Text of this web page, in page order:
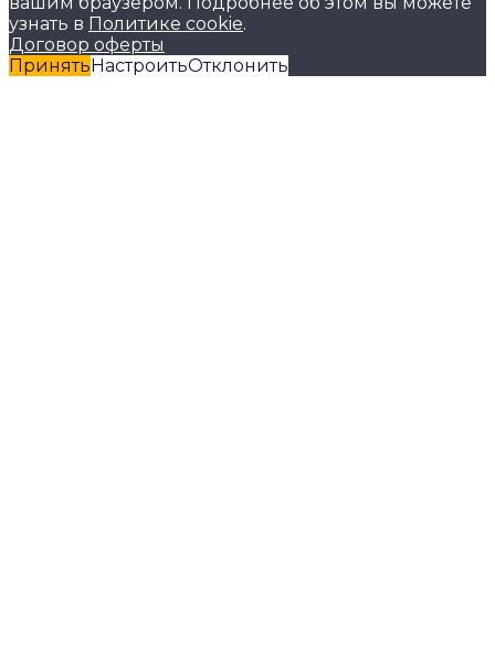
узнать в Политике cookie.
Договор оферты
ПринятьНастроитьОтклонить